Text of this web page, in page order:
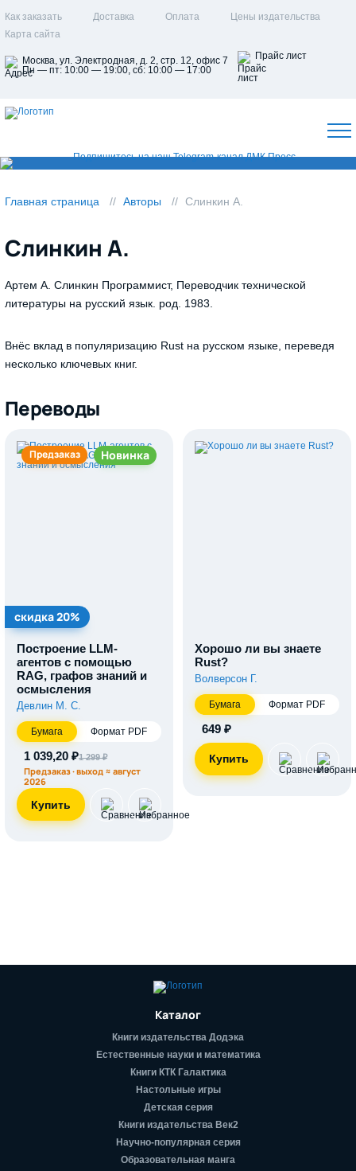
Как заказать Доставка Оплата
Цены издательства
Карта сайта
Москва, ул. Электродная, д. 2, стр. 12, офис 7
Пн — пт: 10:00 — 19:00, сб: 10:00 — 17:00
Прайс лист
Главная страница Авторы Слинкин А.
Слинкин А.
Артем А. Слинкин Программист, Переводчик технической
литературы на русский язык. род. 1983.
Внёс вклад в популяризацию Rust на русском языке, переведя
несколько ключевых книг.
Переводы
Новинка
скидка 20%
Предзаказ
Построение LLM-
агентов с помощью
RAG, графов знаний и
осмысления
Девлин М. С.
Бумага Формат PDF
1 039,20 ₽1 299 ₽
Предзаказ · выход ≈ август
2026
Хорошо ли вы знаете
Rust?
Волверсон Г.
Бумага Формат PDF
649 ₽
Каталог
Книги издательства Додэка
Естественные науки и математика
Книги КТК Галактика
Настольные игры
Детская серия
Книги издательства Век2
Научно-популярная серия
Образовательная манга